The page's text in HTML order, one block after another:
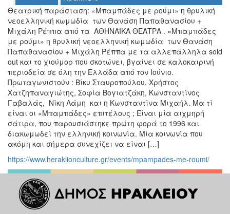
ΤΟΠΟΣ
ΜΑΣ
ΔΗΜΟΣ
ΠΟΛΙΤΙΣΜΟΣ
ΑΝΘΕΚΤΙΚΗ
ΠΟΛΗ
Θεατρική παράσταση: «Μπαμπάδες με ρούμι» η θρυλική
νεοελληνική κωμωδία των Θανάση Παπαθανασίου +
Μιχάλη Ρέππα από τα ΑΘΗΝΑΪΚΑ ΘΕΑΤΡΑ . «Μπαμπάδες
με ρούμι» η θρυλική νεοελληνική κωμωδία των Θανάση
Παπαθανασίου + Μιχάλη Ρέππα με τα αλλεπάλληλα sold
out και το χιούμορ που σκοτώνει, βγαίνει σε καλοκαιρινή
περιοδεία σε όλη την Ελλάδα από τον Ιούνιο.
Πρωταγωνιστούν : Βίκυ Σταυροπούλου, Χρήστος
Χατζηπαναγιώτης, Σοφία Βογιατζάκη, Κωνσταντίνος
Γαβαλάς, Νίκη Λάμη και η Κωνσταντίνα Μιχαήλ. Μα τί
είναι οι «Μπαμπάδες» επιτέλους ; Είναι μία αιχμηρή
σάτιρα, που παρουσιάστηκε πρώτη φορά το 1996 και
διακωμωδεί την ελληνική κοινωνία. Μία κοινωνία που
ακόμη και σήμερα συνεχίζει να είναι […]
https://www.heraklionculture.gr/events/mpampades-me-roumi/